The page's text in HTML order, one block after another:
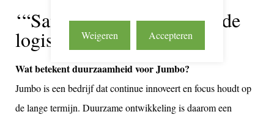
“Samenwerken aan gezonde
logistiek”
Wat betekent duurzaamheid voor Jumbo?
Jumbo is een bedrijf dat continue innoveert en focus houdt op
de lange termijn. Duurzame ontwikkeling is daarom een
Weigeren Accepteren